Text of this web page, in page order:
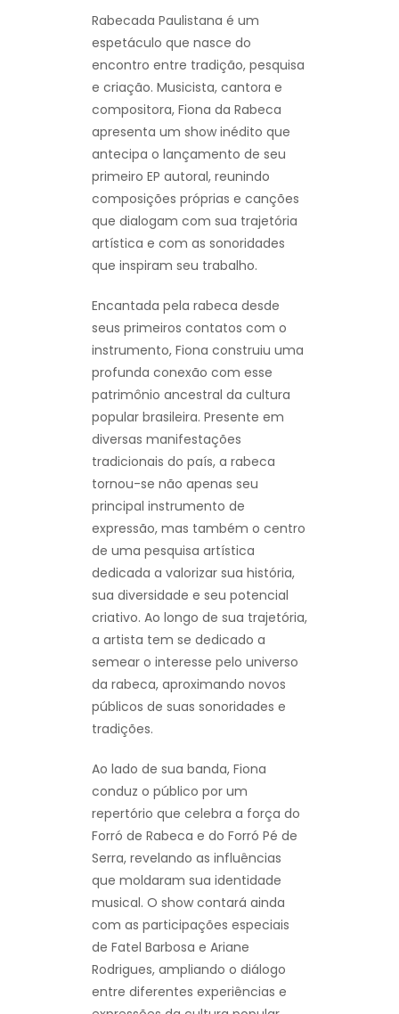
Rabecada Paulistana é um
espetáculo que nasce do
encontro entre tradição, pesquisa
e criação. Musicista, cantora e
compositora, Fiona da Rabeca
apresenta um show inédito que
antecipa o lançamento de seu
primeiro EP autoral, reunindo
composições próprias e canções
que dialogam com sua trajetória
artística e com as sonoridades
que inspiram seu trabalho.
Encantada pela rabeca desde
seus primeiros contatos com o
instrumento, Fiona construiu uma
profunda conexão com esse
patrimônio ancestral da cultura
popular brasileira. Presente em
diversas manifestações
tradicionais do país, a rabeca
tornou-se não apenas seu
principal instrumento de
expressão, mas também o centro
de uma pesquisa artística
dedicada a valorizar sua história,
sua diversidade e seu potencial
criativo. Ao longo de sua trajetória,
a artista tem se dedicado a
semear o interesse pelo universo
da rabeca, aproximando novos
públicos de suas sonoridades e
tradições.
Ao lado de sua banda, Fiona
conduz o público por um
repertório que celebra a força do
Forró de Rabeca e do Forró Pé de
Serra, revelando as influências
que moldaram sua identidade
musical. O show contará ainda
com as participações especiais
de Fatel Barbosa e Ariane
Rodrigues, ampliando o diálogo
entre diferentes experiências e